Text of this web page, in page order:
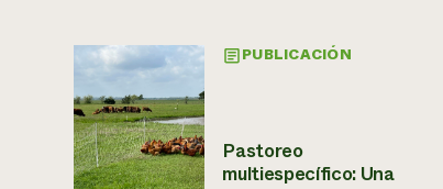
PUBLICACIÓN
Pastoreo
multiespecífico: Una